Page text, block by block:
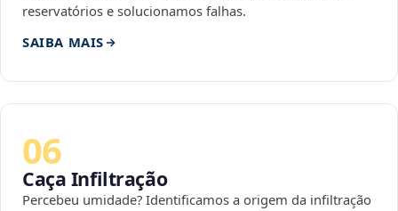
reservatórios e solucionamos falhas.
SAIBA MAIS
06
Caça Infiltração
Percebeu umidade? Identificamos a origem da infiltração